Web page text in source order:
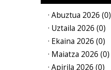
· Abuztua 2026 (0)
· Uztaila 2026 (0)
· Ekaina 2026 (0)
· Maiatza 2026 (0)
· Apirila 2026 (0)